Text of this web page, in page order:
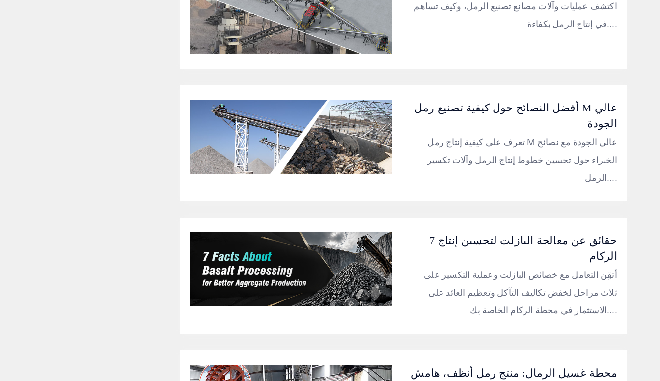
اكتشف عمليات وآلات مصانع تصنيع الرمل، وكيف تساهم
في إنتاج الرمل بكفاءة....
أفضل النصائح حول كيفية تصنيع رمل M عالي
الجودة
تعرف على كيفية إنتاج رمل M عالي الجودة مع نصائح
الخبراء حول تحسين خطوط إنتاج الرمل وآلات تكسير
الرمل....
7 حقائق عن معالجة البازلت لتحسين إنتاج
الركام
أتقِن التعامل مع خصائص البازلت وعملية التكسير على
ثلاث مراحل لخفض تكاليف التآكل وتعظيم العائد على
الاستثمار في محطة الركام الخاصة بك....
محطة غسيل الرمال: منتج رمل أنظف، هامش